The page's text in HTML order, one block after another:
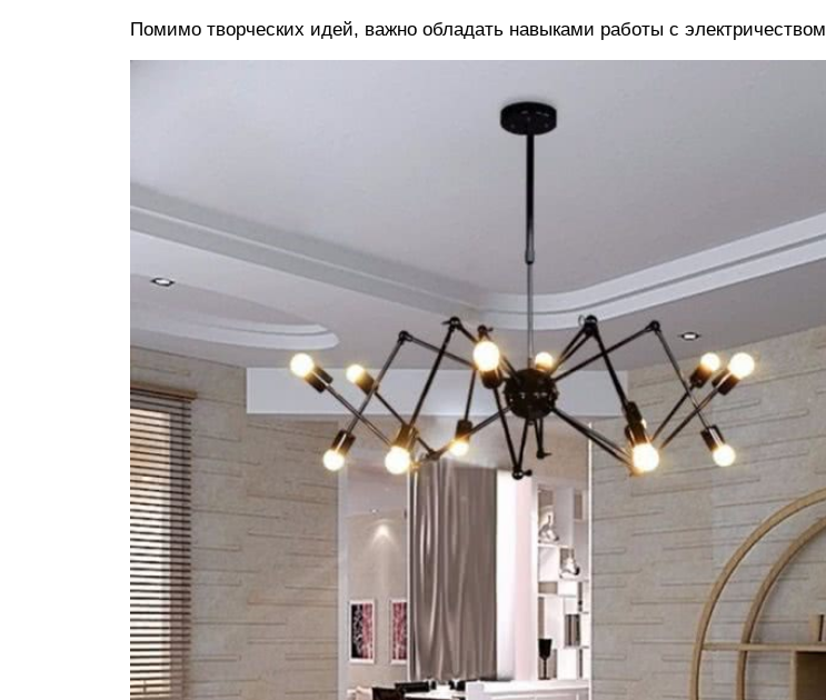
Помимо творческих идей, важно обладать навыками работы с электричеством